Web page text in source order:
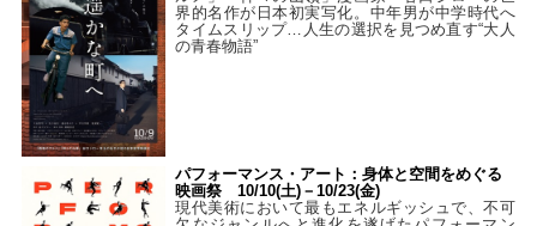
界的名作が日本初実写化。中年男が中学時代へ
タイムスリップ…人生の選択を見つめ直す“大人
の青春物語”
パフォーマンス・アート：身体と空間をめぐる
映画祭 10/10(土)－10/23(金)
現代美術において最もエネルギッシュで、不可